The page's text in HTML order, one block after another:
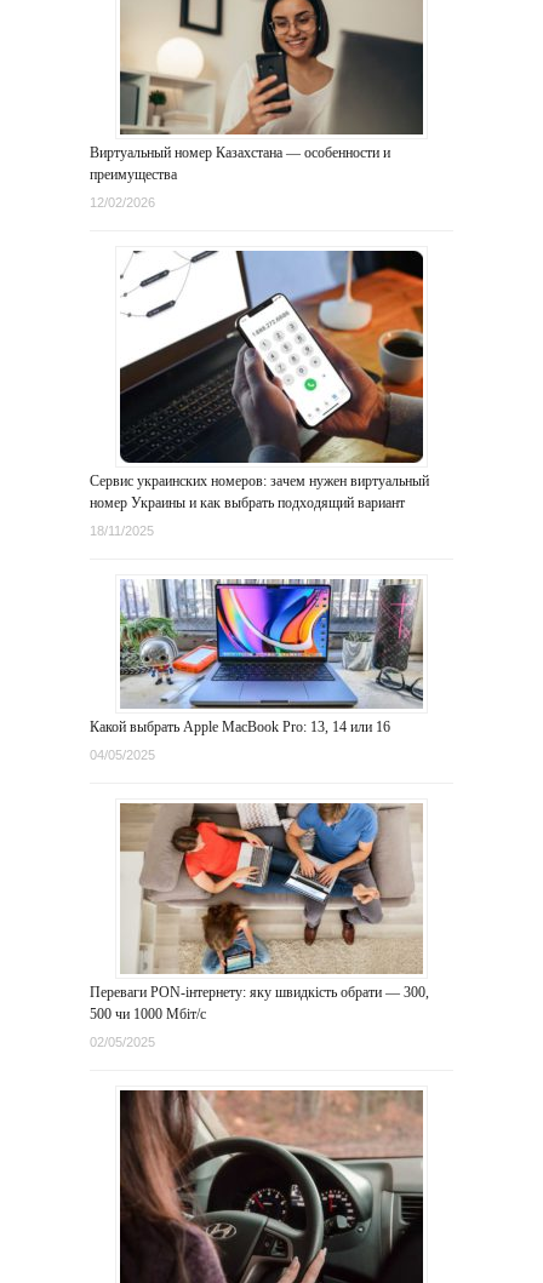
Виртуальный номер Казахстана — особенности и
преимущества
12/02/2026
Сервис украинских номеров: зачем нужен виртуальный
номер Украины и как выбрать подходящий вариант
18/11/2025
Какой выбрать Apple MacBook Pro: 13, 14 или 16
04/05/2025
Переваги PON-інтернету: яку швидкість обрати — 300,
500 чи 1000 Мбіт/с
02/05/2025